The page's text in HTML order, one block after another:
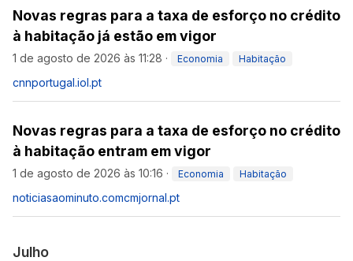
Novas regras para a taxa de esforço no crédito
à habitação já estão em vigor
1 de agosto de 2026 às 11:28 · Economia Habitação
cnnportugal.iol.pt
Novas regras para a taxa de esforço no crédito
à habitação entram em vigor
1 de agosto de 2026 às 10:16 · Economia Habitação
noticiasaominuto.comcmjornal.pt
Julho